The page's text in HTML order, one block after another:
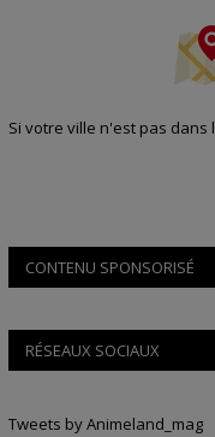
Si votre ville n'est pas dans
CONTENU SPONSORISÉ
RÉSEAUX SOCIAUX
Tweets by Animeland_mag